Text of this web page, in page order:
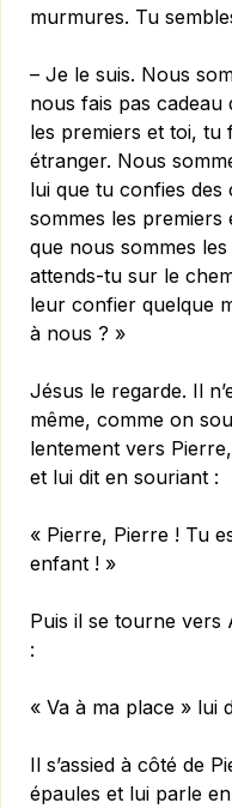
murmures. Tu
– Je le suis. Nous
nous fais pas cadeau
les premiers et toi, tu
étranger. Nous
lui que tu confies des
sommes les premiers
que nous sommes
attends-tu sur le
leur confier quelque
à nous ? »
Jésus le regarde. Il
même, comme on
lentement vers
et lui dit en souriant :
« Pierre, Pierre ! Tu
enfant ! »
Puis il se tourne vers
:
« Va à ma place » lui
Il s’assied à côté de
épaules et lui parle